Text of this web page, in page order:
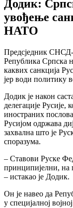
Додик:
увођење
НАТО
Предсједник СНСД-
Република Српска
каквих санкција
јер води политику
Додик је након
делегације Русије,
иностраних
Русијом одржава
захвална што је
споразума.
– Ставови Руске
принципијелни, на
– истакао је Додик.
Он је навео да
у специјалној